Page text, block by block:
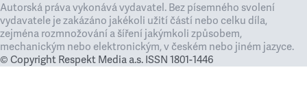
Autorská práva vykonává vydavatel. Bez písemného svolení
vydavatele je zakázáno jakékoli užití částí nebo celku díla,
zejména rozmnožování a šíření jakýmkoli způsobem,
mechanickým nebo elektronickým, v českém nebo jiném jazyce.
© Copyright Respekt Media a.s. ISSN 1801-1446